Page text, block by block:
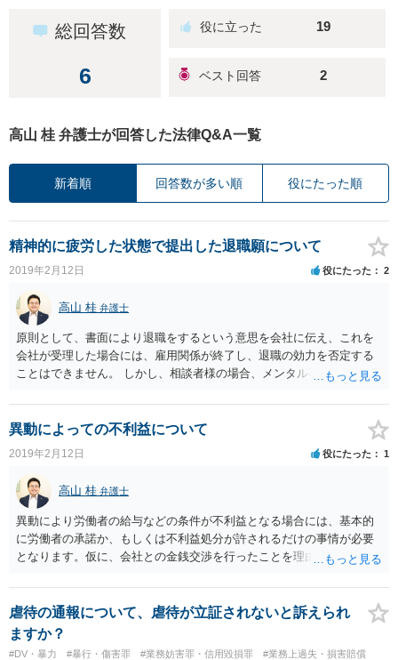
総回答数
6
19
2
高山 桂 弁護士が回答した法律Q&A一覧
新着順 回答数が多い順 役にたった順
精神的に疲労した状態で提出した退職願について
2019年2月12日 役にたった 2
高山 桂 弁護士
原則として、書面により退職をするという意思を会社に伝え、これを
会社が受理した場合には、雇用関係が終了し、退職の効力を否定する
ことはできません。 しかし、相談者様の場合、メンタル不全というご
提出させられた（強迫）場合や、誤解に基づき提出した（錯誤）場合
又は病気によって事実関係がわからずに提出した場合などの例外的な
可能性が生まれてきます。そのため、退職届を提出した時の状態など
を表す医師の診断書や状況に関する証拠を収集した上で、弁護士の先
生に相談される事が良いかと存じます。
異動によっての不利益について
2019年2月12日 役にたった 1
高山 桂 弁護士
異動により労働者の給与などの条件が不利益となる場合には、基本的
に労働者の承諾か、もしくは不利益処分が許されるだけの事情が必要
となります。仮に、会社との金銭交渉を行ったことを理由に異動とな
無効な処分となる可能性が高いでしょう。 そのため、会社に対し、ど
のような理由で異動となったのかを、可能ならば書面によって回答を
求め、その回答の内容を前提に労働局か又は労働関係に強い弁護士の
先生に相談されると良いでしょう。
虐待の通報について、虐待が立証されないと訴えられ
ますか？
#DV・暴力 #暴行・傷害罪 #業務妨害罪・信用毀損罪 #業務上過失・損害賠償